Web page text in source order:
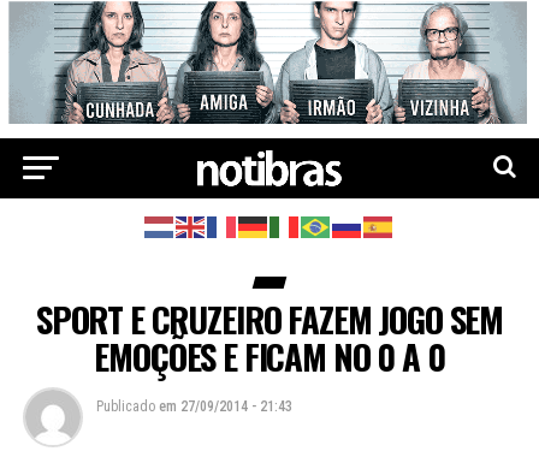
SPORT E CRUZEIRO FAZEM JOGO SEM
EMOÇÕES E FICAM NO 0 A 0
Publicado em 27/09/2014 - 21:43